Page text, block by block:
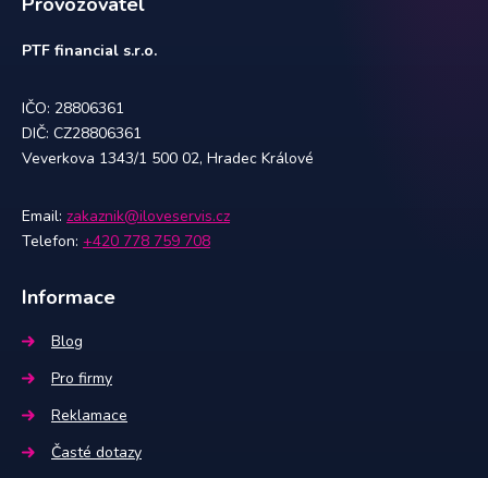
PTF financial s.r.o.
IČO: 28806361
DIČ: CZ28806361
Veverkova 1343/1 500 02, Hradec Králové
Email: zakaznik@iloveservis.cz
Telefon: +420 778 759 708
Informace
Blog
Pro firmy
Reklamace
Časté dotazy